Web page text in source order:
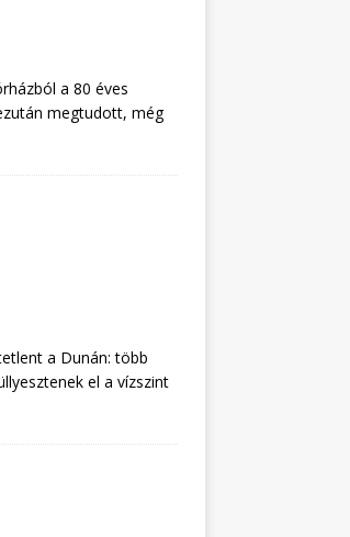
a 80 éves
megtudott, még
a Dunán: több
el a vízszint